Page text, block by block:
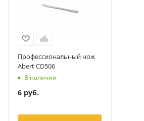
Профессиональный нож
Abert CD506
В наличии
6 руб.